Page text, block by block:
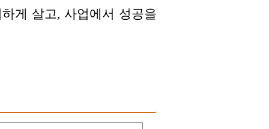
게 살고, 사업에서 성공을